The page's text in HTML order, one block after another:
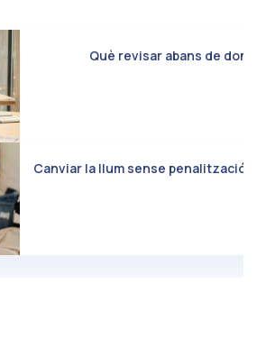
Què revisar abans de
Canviar la llum sense penalització: